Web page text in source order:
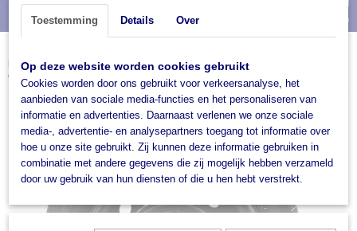
(0)
Home> Trailers en verhuur>Trailer accesoires >Wielen & Assen
wielen
> Wiel 13 inch compleet - zwarte velg
Toestemming Details Over
Op deze website worden cookies gebruikt
Cookies worden door ons gebruikt voor verkeersanalyse, het
aanbieden van sociale media-functies en het personaliseren van
informatie en advertenties. Daarnaast verlenen we onze sociale
media-, advertentie- en analysepartners toegang tot informatie over
hoe u onze site gebruikt. Zij kunnen deze informatie gebruiken in
combinatie met andere gegevens die zij mogelijk hebben verzameld
door uw gebruik van hun diensten of die u hen hebt verstrekt.